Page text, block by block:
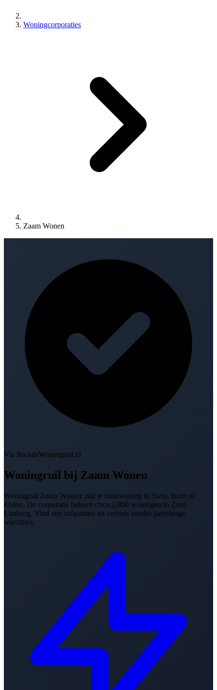
Woningcorporaties
Zaam Wonen
Via SocialeWoningruil.nl
Woningruil bij Zaam Wonen
Woningruil Zaam Wonen: ruil je huurwoning in Stein, Born of
Elsloo. De corporatie beheert circa 2.800 woningen in Zuid-
Limburg. Vind een ruilpartner en verhuis zonder jarenlange
wachtlijst.